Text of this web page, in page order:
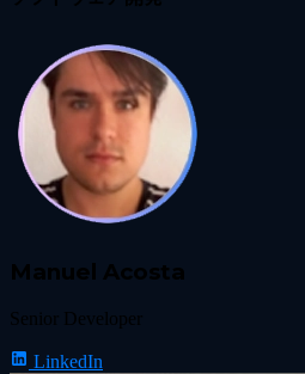
Manuel Acosta
Senior Developer
LinkedIn